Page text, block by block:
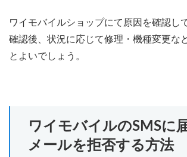
ワイモバイルショップにて原因を確認し
確認後、状況に応じて修理・機種変更な
とよいでしょう。
ワイモバイルのSMSに
メールを拒否する方法